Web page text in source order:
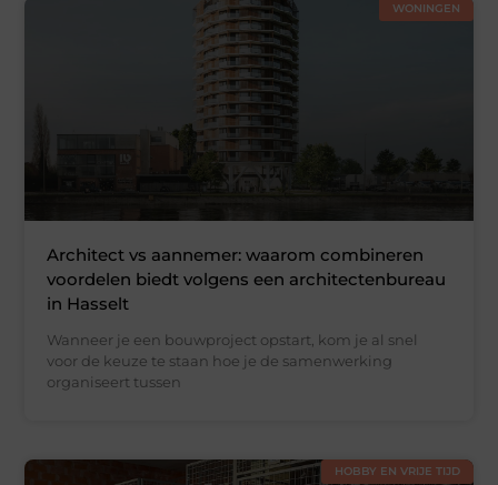
WONINGEN
Architect vs aannemer: waarom combineren
voordelen biedt volgens een architectenbureau
in Hasselt
Wanneer je een bouwproject opstart, kom je al snel
voor de keuze te staan hoe je de samenwerking
organiseert tussen
HOBBY EN VRIJE TIJD